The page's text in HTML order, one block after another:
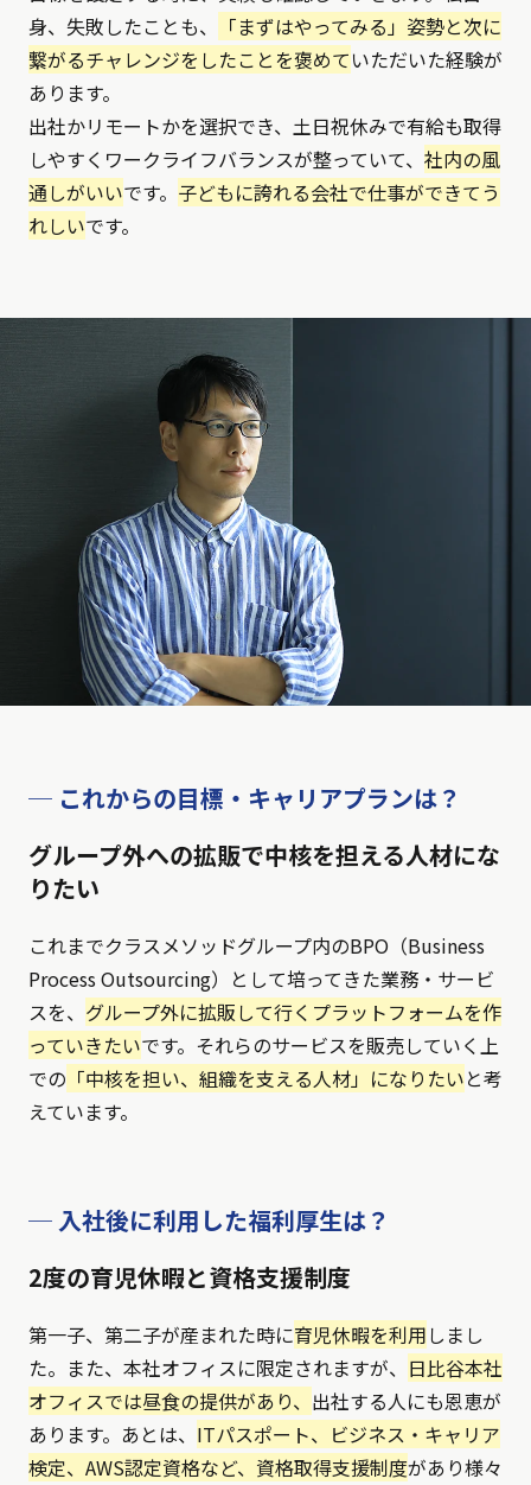
身、失敗したことも、
「まずはやってみる」姿勢と次に
繋がるチャレンジをしたことを褒めていただいた経験が
あります。
出社かリモートかを選択でき、土日祝休みで有給も取得
しやすくワークライフバランスが整っていて、 社内の風
通しがいいです。 子どもに誇れる会社で仕事ができてう
れしいです。
─ これからの目標・キャリアプランは？
グループ外への拡販で中核を担える人材にな
りたい
これまでクラスメソッドグループ内のBPO（Business
Process Outsourcing）として培ってきた業務・サービ
スを、 グループ外に拡販して行くプラットフォームを作
っていきたいです。それらのサービスを販売していく上
での 「中核を担い、組織を支える人材」になりたいと考
えています。
─ 入社後に利用した福利厚生は？
2度の育児休暇と資格支援制度
第一子、第二子が産まれた時に育児休暇を利用しまし
た。また、本社オフィスに限定されますが、 日比谷本社
オフィスでは昼食の提供があり、 出社する人にも恩恵が
あります。あとは、 ITパスポート、ビジネス・キャリア
検定、AWS認定資格など、資格取得支援制度があり様々